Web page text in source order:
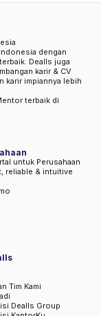
dengan
Dealls juga
karir & CV
karir impiannya lebih
terbaik di
untuk Perusahaan
reliable & intuitive
Tim Kami
Dealls Group